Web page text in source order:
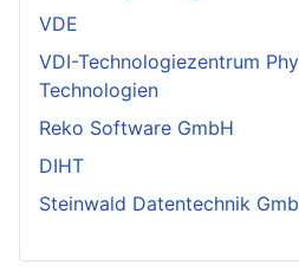
VDE
VDI-Technologiezentrum
Technologien
Reko Software GmbH
DIHT
Steinwald Datentechnik